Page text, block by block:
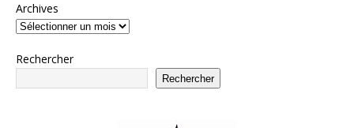
Archives
Rechercher
Rechercher